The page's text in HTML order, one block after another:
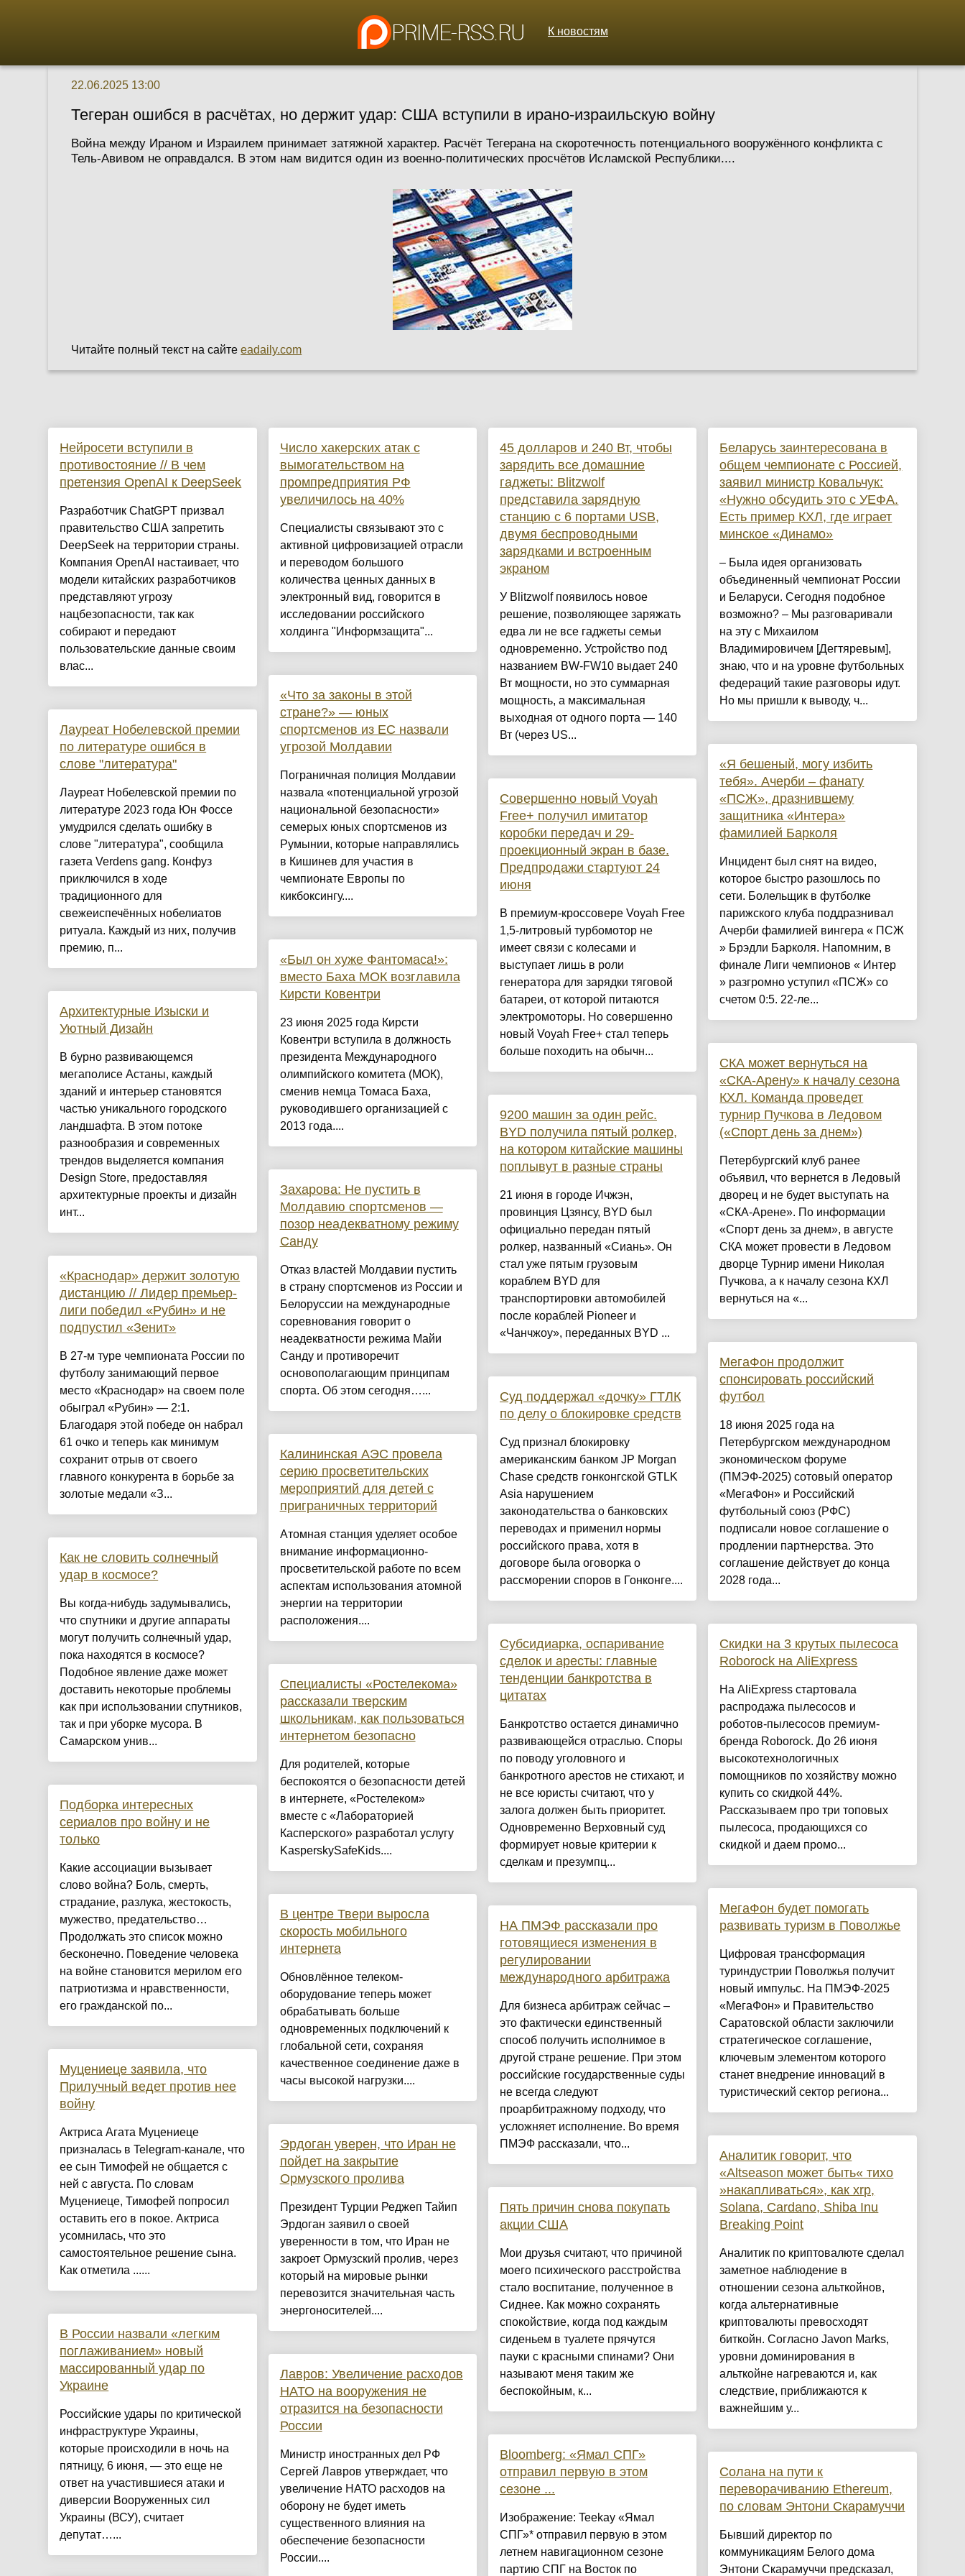
К новостям
22.06.2025 13:00
Тегеран ошибся в расчётах, но держит удар: США вступили в ирано-израильскую войну
Война между Ираном и Израилем принимает затяжной характер. Расчёт Тегерана на скоротечность потенциального вооружённого конфликта с
Тель-Авивом не оправдался. В этом нам видится один из военно-политических просчётов Исламской Республики....
Читайте полный текст на сайтеeadaily.com
Нейросети вступили в
противостояние // В чем
претензия OpenAI к DeepSeek
Разработчик ChatGPT призвал
правительство США запретить
DeepSeek на территории страны.
Компания OpenAI настаивает, что
модели китайских разработчиков
представляют угрозу
нацбезопасности, так как
собирают и передают
пользовательские данные своим
влас...
Лауреат Нобелевской премии
по литературе ошибся в
слове "литература"
Лауреат Нобелевской премии по
литературе 2023 года Юн Фоссе
умудрился сделать ошибку в
слове "литература", сообщила
газета Verdens gang. Конфуз
приключился в ходе
традиционного для
свежеиспечённых нобелиатов
ритуала. Каждый из них, получив
премию, п...
Архитектурные Изыски и
Уютный Дизайн
​В бурно развивающемся
мегаполисе Астаны, каждый
зданий и интерьер становятся
частью уникального городского
ландшафта. В этом потоке
разнообразия и современных
трендов выделяется компания
Design Store, предоставляя
архитектурные проекты и дизайн
инт...
«Краснодар» держит золотую
дистанцию // Лидер премьер-
лиги победил «Рубин» и не
подпустил «Зенит»
В 27-м туре чемпионата России по
футболу занимающий первое
место «Краснодар» на своем поле
обыграл «Рубин» — 2:1.
Благодаря этой победе он набрал
61 очко и теперь как минимум
сохранит отрыв от своего
главного конкурента в борьбе за
золотые медали «З...
Как не словить солнечный
удар в космосе?
Вы когда-нибудь задумывались,
что спутники и другие аппараты
могут получить солнечный удар,
пока находятся в космосе?
Подобное явление даже может
доставить некоторые проблемы
как при использовании спутников,
так и при уборке мусора. В
Самарском унив...
Подборка интересных
сериалов про войну и не
только
Какие ассоциации вызывает
слово война? Боль, смерть,
страдание, разлука, жестокость,
мужество, предательство…
Продолжать это список можно
бесконечно. Поведение человека
на войне становится мерилом его
патриотизма и нравственности,
его гражданской по...
Муцениеце заявила, что
Прилучный ведет против нее
войну
Актриса Агата Муцениеце
призналась в Telegram-канале, что
ее сын Тимофей не общается с
ней с августа. По словам
Муцениеце, Тимофей попросил
оставить его в покое. Актриса
усомнилась, что это
самостоятельное решение сына.
Как отметила ......
В России назвали «легким
поглаживанием» новый
массированный удар по
Украине
Российские удары по критической
инфраструктуре Украины,
которые происходили в ночь на
пятницу, 6 июня, — это еще не
ответ на участившиеся атаки и
диверсии Вооруженных сил
Украины (ВСУ), считает
депутат…...
Число хакерских атак с
вымогательством на
промпредприятия РФ
увеличилось на 40%
Специалисты связывают это с
активной цифровизацией отрасли
и переводом большого
количества ценных данных в
электронный вид, говорится в
исследовании российского
холдинга "Информзащита"...
«Что за законы в этой
стране?» — юных
спортсменов из ЕС назвали
угрозой Молдавии
Пограничная полиция Молдавии
назвала «потенциальной угрозой
национальной безопасности»
семерых юных спортсменов из
Румынии, которые направлялись
в Кишинев для участия в
чемпионате Европы по
кикбоксингу....
«Был он хуже Фантомаса!»:
вместо Баха МОК возглавила
Кирсти Ковентри
23 июня 2025 года Кирсти
Ковентри вступила в должность
президента Международного
олимпийского комитета (МОК),
сменив немца Томаса Баха,
руководившего организацией с
2013 года....
Захарова: Не пустить в
Молдавию спортсменов —
позор неадекватному режиму
Санду
Отказ властей Молдавии пустить
в страну спортсменов из России и
Белоруссии на международные
соревнования говорит о
неадекватности режима Майи
Санду и противоречит
основополагающим принципам
спорта. Об этом сегодня…...
Калининская АЭС провела
серию просветительских
мероприятий для детей с
приграничных территорий
Атомная станция уделяет особое
внимание информационно-
просветительской работе по всем
аспектам использования атомной
энергии на территории
расположения....
Специалисты «Ростелекома»
рассказали тверским
школьникам, как пользоваться
интернетом безопасно
Для родителей, которые
беспокоятся о безопасности детей
в интернете, «Ростелеком»
вместе с «Лабораторией
Касперского» разработал услугу
KasperskySafeKids....
В центре Твери выросла
скорость мобильного
интернета
Обновлённое телеком-
оборудование теперь может
обрабатывать больше
одновременных подключений к
глобальной сети, сохраняя
качественное соединение даже в
часы высокой нагрузки....
Эрдоган уверен, что Иран не
пойдет на закрытие
Ормузского пролива
Президент Турции Реджеп Тайип
Эрдоган заявил о своей
уверенности в том, что Иран не
закроет Ормузский пролив, через
который на мировые рынки
перевозится значительная часть
энергоносителей....
Лавров: Увеличение расходов
НАТО на вооружения не
отразится на безопасности
России
Министр иностранных дел РФ
Сергей Лавров утверждает, что
увеличение НАТО расходов на
оборону не будет иметь
существенного влияния на
обеспечение безопасности
России....
45 долларов и 240 Вт, чтобы
зарядить все домашние
гаджеты: Blitzwolf
представила зарядную
станцию с 6 портами USB,
двумя беспроводными
зарядками и встроенным
экраном
У Blitzwolf появилось новое
решение, позволяющее заряжать
едва ли не все гаджеты семьи
одновременно. Устройство под
названием BW-FW10 выдает 240
Вт мощности, но это суммарная
мощность, а максимальная
выходная от одного порта — 140
Вт (через US...
Совершенно новый Voyah
Free+ получил имитатор
коробки передач и 29-
проекционный экран в базе.
Предпродажи стартуют 24
июня
В премиум-кроссовере Voyah Free
1,5-литровый турбомотор не
имеет связи с колесами и
выступает лишь в роли
генератора для зарядки тяговой
батареи, от которой питаются
электромоторы. Но совершенно
новый Voyah Free+ стал теперь
больше походить на обычн...
9200 машин за один рейс.
BYD получила пятый ролкер,
на котором китайские машины
поплывут в разные страны
21 июня в городе Ичжэн,
провинция Цзянсу, BYD был
официально передан пятый
ролкер, названный «Сиань». Он
стал уже пятым грузовым
кораблем BYD для
транспортировки автомобилей
после кораблей Pioneer и
«Чанчжоу», переданных BYD ...
Суд поддержал «дочку» ГТЛК
по делу о блокировке средств
Суд признал блокировку
американским банком JP Morgan
Chase средств гонконгской GTLK
Asia нарушением
законодательства о банковских
переводах и применил нормы
российского права, хотя в
договоре была оговорка о
рассморении споров в Гонконге....
Субсидиарка, оспаривание
сделок и аресты: главные
тенденции банкротства в
цитатах
Банкротство остается динамично
развивающейся отраслью. Споры
по поводу уголовного и
банкротного арестов не стихают, и
не все юристы считают, что у
залога должен быть приоритет.
Одновременно Верховный суд
формирует новые критерии к
сделкам и презумпц...
НА ПМЭФ рассказали про
готовящиеся изменения в
регулировании
международного арбитража
Для бизнеса арбитраж сейчас –
это фактически единственный
способ получить исполнимое в
другой стране решение. При этом
российские государственные суды
не всегда следуют
проарбитражному подходу, что
усложняет исполнение. Во время
ПМЭФ рассказали, что...
Пять причин снова покупать
акции США
Мои друзья считают, что причиной
моего психического расстройства
стало воспитание, полученное в
Сиднее. Как можно сохранять
спокойствие, когда под каждым
сиденьем в туалете прячутся
пауки с красными спинами? Они
называют меня таким же
беспокойным, к...
Bloomberg: «Ямал СПГ»
отправил первую в этом
сезоне ...
Изображение: Teekay «Ямал
СПГ»* отправил первую в этом
летнем навигационном сезоне
партию СПГ на Восток по
Беларусь заинтересована в
общем чемпионате с Россией,
заявил министр Ковальчук:
«Нужно обсудить это с УЕФА.
Есть пример КХЛ, где играет
минское «Динамо»
– Была идея организовать
объединенный чемпионат России
и Беларуси. Сегодня подобное
возможно? – Мы разговаривали
на эту с Михаилом
Владимировичем [Дегтяревым],
знаю, что и на уровне футбольных
федераций такие разговоры идут.
Но мы пришли к выводу, ч...
«Я бешеный, могу избить
тебя». Ачерби – фанату
«ПСЖ», дразнившему
защитника «Интера»
фамилией Барколя
Инцидент был снят на видео,
которое быстро разошлось по
сети. Болельщик в футболке
парижского клуба поддразнивал
Ачерби фамилией вингера « ПСЖ
» Брэдли Барколя. Напомним, в
финале Лиги чемпионов « Интер
» разгромно уступил «ПСЖ» со
счетом 0:5. 22-ле...
СКА может вернуться на
«СКА-Арену» к началу сезона
КХЛ. Команда проведет
турнир Пучкова в Ледовом
(«Спорт день за днем»)
Петербургский клуб ранее
объявил, что вернется в Ледовый
дворец и не будет выступать на
«СКА-Арене». По информации
«Спорт день за днем», в августе
СКА может провести в Ледовом
дворце Турнир имени Николая
Пучкова, а к началу сезона КХЛ
вернуться на «...
МегаФон продолжит
спонсировать российский
футбол
18 июня 2025 года на
Петербургском международном
экономическом форуме
(ПМЭФ-2025) сотовый оператор
«МегаФон» и Российский
футбольный союз (РФС)
подписали новое соглашение о
продлении партнерства. Это
соглашение действует до конца
2028 года...
Скидки на 3 крутых пылесоса
Roborock на AliExpress
На AliExpress стартовала
распродажа пылесосов и
роботов-пылесосов премиум-
бренда Roborock. До 26 июня
высокотехнологичных
помощников по хозяйству можно
купить со скидкой 44%.
Рассказываем про три топовых
пылесоса, продающихся со
скидкой и даем промо...
МегаФон будет помогать
развивать туризм в Поволжье
Цифровая трансформация
туриндустрии Поволжья получит
новый импульс. На ПМЭФ-2025
«МегаФон» и Правительство
Саратовской области заключили
стратегическое соглашение,
ключевым элементом которого
станет внедрение инноваций в
туристический сектор региона...
Аналитик говорит, что
«Altseason может быть« тихо
»накапливаться», как xrp,
Solana, Cardano, Shiba Inu
Breaking Point
Аналитик по криптовалюте сделал
заметное наблюдение в
отношении сезона альткойнов,
когда альтернативные
криптовалюты превосходят
биткойн. Согласно Javon Marks,
уровни доминирования в
альткойне нагреваются и, как
следствие, приближаются к
важнейшим у...
Солана на пути к
переворачиванию Ethereum,
по словам Энтони Скарамуччи
Бывший директор по
коммуникациям Белого дома
Энтони Скарамуччи предсказал,